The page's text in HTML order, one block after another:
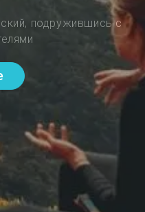
подружившись с